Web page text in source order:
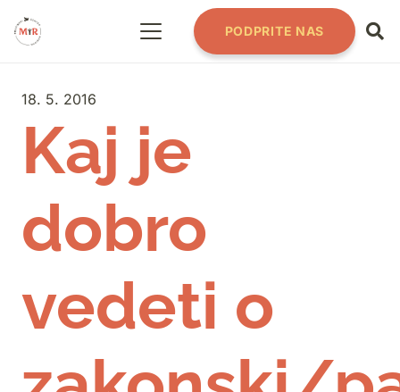
PODPRITE NAS
18. 5. 2016
Kaj je
dobro
vedeti o